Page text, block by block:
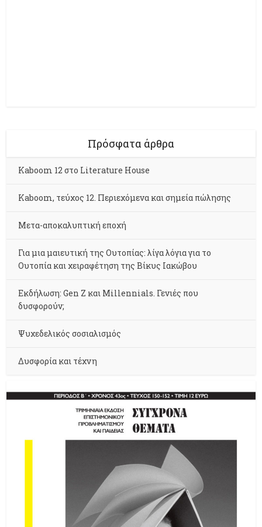
Πρόσφατα άρθρα
Kaboom 12 στο Literature House
Kaboom, τεύχος 12. Περιεχόμενα και σημεία πώλησης
Μετα-αποκαλυπτική εποχή
Για μια μαιευτική της Ουτοπίας: λίγα λόγια για το
Ουτοπία και χειραφέτηση της Βίκυς Ιακώβου
Εκδήλωση: Gen Z και Millennials. Γενιές που
δυσφορούν;
Ψυχεδελικός σοσιαλισμός
Δυσφορία και τέχνη